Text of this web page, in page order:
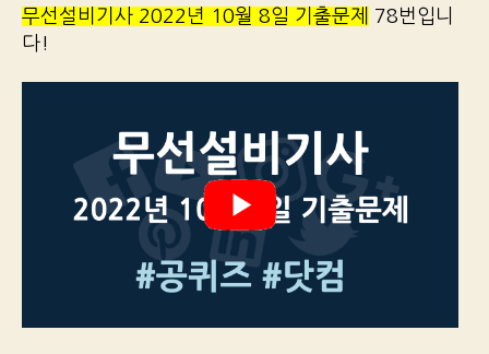
무선설비기사 2022년 10월 8일 기출문제
78번입니
다!